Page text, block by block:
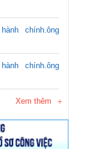
chính.ông
chính.ông
Xem thêm